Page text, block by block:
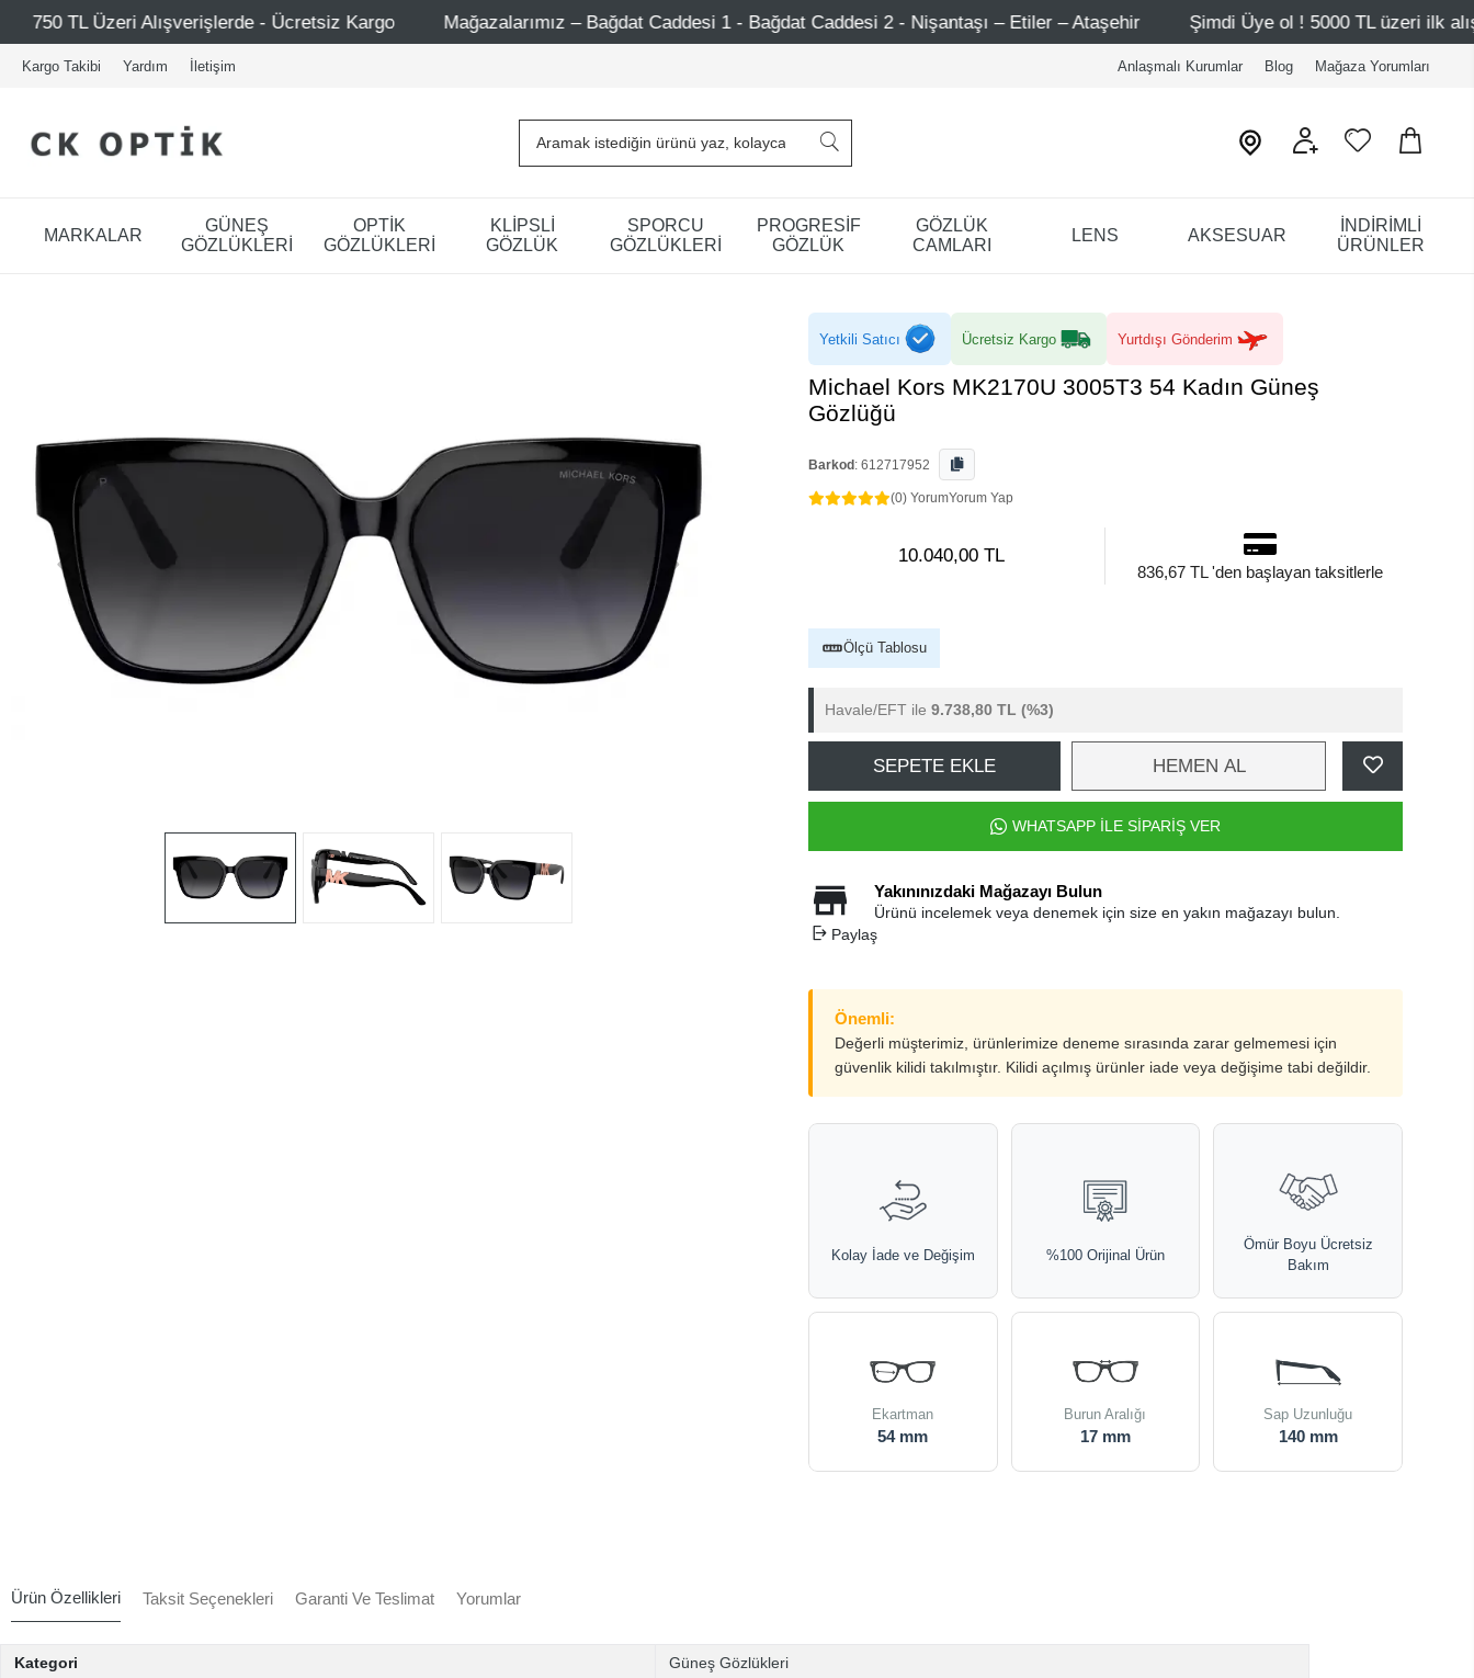
- Ücretsiz Kargo Mağazalarımız – Bağdat Caddesi 1 - Bağdat Caddesi 2 - Nişantaşı – Etiler – Ataşehir Şimdi Üye ol ! 5000 TL üzeri ilk alışverişinde 500 TL
Kargo Takibi Yardım İletişim Anlaşmalı Kurumlar Blog Mağaza Yorumları
MARKALAR
GÜNEŞ
GÖZLÜKLERİ
OPTİK
GÖZLÜKLERİ
KLİPSLİ
GÖZLÜK
SPORCU
GÖZLÜKLERİ
PROGRESİF
GÖZLÜK
GÖZLÜK
CAMLARI
LENS AKSESUAR
İNDİRİMLİ
ÜRÜNLER
Yetkili Satıcı Ücretsiz Kargo Yurtdışı Gönderim
Michael Kors MK2170U 3005T3 54 Kadın Güneş
Gözlüğü
Barkod : 612717952
(0) YorumYorum Yap
10.040,00 TL
836,67 TL 'den başlayan taksitlerle
Ölçü Tablosu
Havale/EFT ile 9.738,80 TL (%3)
SEPETE EKLE HEMEN AL
WHATSAPP İLE SİPARİŞ VER
Yakınınızdaki Mağazayı Bulun
Ürünü incelemek veya denemek için size en yakın mağazayı bulun.
Paylaş
Önemli:
Değerli müşterimiz, ürünlerimize deneme sırasında zarar gelmemesi için
güvenlik kilidi takılmıştır. Kilidi açılmış ürünler iade veya değişime tabi değildir.
Kolay İade ve Değişim %100 Orijinal Ürün
Ömür Boyu Ücretsiz
Bakım
Ekartman
54 mm
Burun Aralığı
17 mm
Sap Uzunluğu
140 mm
Ürün Özellikleri Taksit Seçenekleri Garanti Ve Teslimat Yorumlar
Kategori Güneş Gözlükleri